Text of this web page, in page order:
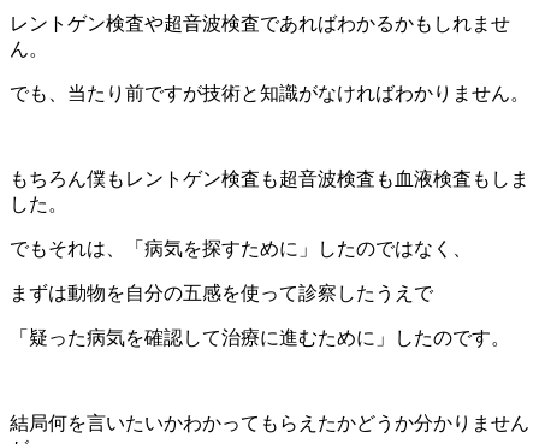
レントゲン検査や超音波検査であればわかるかもしれませ
ん。
でも、当たり前ですが技術と知識がなければわかりません。
もちろん僕もレントゲン検査も超音波検査も血液検査もしま
した。
でもそれは、「病気を探すために」したのではなく、
まずは動物を自分の五感を使って診察したうえで
「疑った病気を確認して治療に進むために」したのです。
結局何を言いたいかわかってもらえたかどうか分かりません